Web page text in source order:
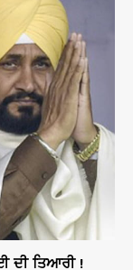
ਦੀ ਤਿਆਰੀ !